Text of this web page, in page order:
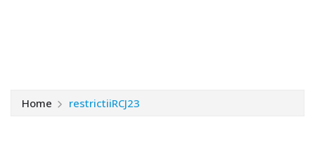
Home restrictiiRCJ23